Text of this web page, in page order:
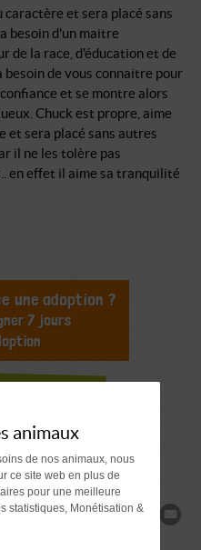
caractère et sera placé sans
besoin d'un maitre
de la race, d'éducation et de
besoin de vous connaitre pour
et se montre alors
Chuck est propre, aime
et sera placé sans autres
il ne les tolère pas
en effet il aime sa tranquilité
une adoption ?
7 jours
Partager
animaux
de nos animaux, nous
ce site web en plus de
pour une meilleure
statistiques, Monétisation &